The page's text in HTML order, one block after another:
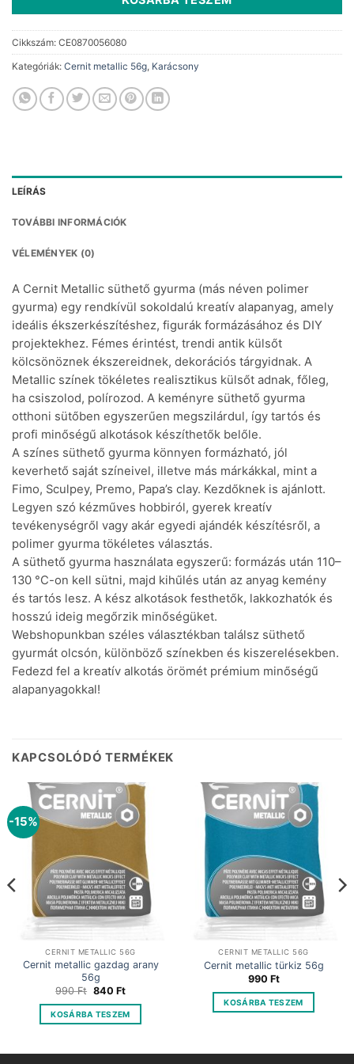
Cikkszám: CE0870056080
Kategóriák: Cernit metallic 56g Karácsony
LEÍRÁS
TOVÁBBI INFORMÁCIÓK
VÉLEMÉNYEK (0)
A Cernit Metallic süthető gyurma (más néven polimer
gyurma) egy rendkívül sokoldalú kreatív alapanyag, amely
ideális ékszerkészítéshez, figurák formázásához és DIY
projektekhez. Fémes érintést, trendi antik külsőt
kölcsönöznek ékszereidnek, dekorációs tárgyidnak. A
Metallic színek tökéletes realisztikus külsőt adnak, főleg,
ha csiszolod, polírozod. A keményre süthető gyurma
otthoni sütőben egyszerűen megszilárdul, így tartós és
profi minőségű alkotások készíthetők belőle.
A színes süthető gyurma könnyen formázható, jól
keverhető saját színeivel, illetve más márkákkal, mint a
Fimo, Sculpey, Premo, Papa’s clay. Kezdőknek is ajánlott.
Legyen szó kézműves hobbiról, gyerek kreatív
tevékenységről vagy akár egyedi ajándék készítésről, a
polimer gyurma tökéletes választás.
A süthető gyurma használata egyszerű: formázás után 110–
130 °C-on kell sütni, majd kihűlés után az anyag kemény
és tartós lesz. A kész alkotások festhetők, lakkozhatók és
hosszú ideig megőrzik minőségüket.
Webshopunkban széles választékban találsz süthető
gyurmát olcsón, különböző színekben és kiszerelésekben.
Fedezd fel a kreatív alkotás örömét prémium minőségű
alapanyagokkal!
KAPCSOLÓDÓ TERMÉKEK
-15%
CERNIT METALLIC 56G
Cernit metallic gazdag arany
56g
990Ft Original
was:
990 Ft.
840 FtCurrent
is:
840 Ft.
KOSÁRBA TESZEM
CERNIT METALLIC 56G
Cernit metallic türkiz 56g
990 Ft
KOSÁRBA TESZEM